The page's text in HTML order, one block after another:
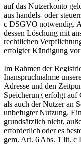
auf das Nutzerkonto
aus handels- oder
c DSGVO notwendig.
dessen Löschung mit
rechtlichen
erfolgter Kündigung vor
Im Rahmen der
Inanspruchnahme
Adresse und den
Speicherung erfolgt auf
als auch der Nutzer an
unbefugter Nutzung.
grundsätzlich nicht,
erforderlich oder es
gem. Art. 6 Abs. 1 lit. c